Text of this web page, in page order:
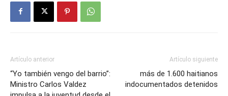
Artículo anterior
“Yo también vengo del barrio”:
Ministro Carlos Valdez
Artículo siguiente
más de 1.600 haitianos
indocumentados detenidos